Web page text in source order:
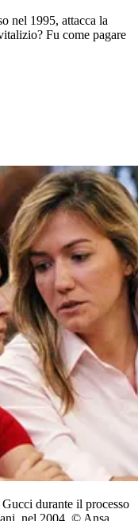
nel 1995, attacca la
Fu come pagare
durante il processo